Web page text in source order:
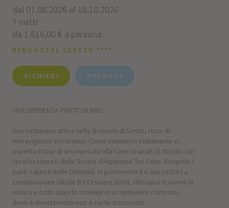
dal 07.08.2026 al 18.10.2026
7 notti
da 1.616,00 € a persona
BERGHOTEL SEXTEN ****
RICHIEDI PRENOTA
UN'ESPERIENZA PARTICOLARE!
Una settimana attiva nelle Dolomiti di Sesto, ricca di
meravigliose escursioni. Come momento culminante vi
aspetta il tour di arrampicata alla Cima Grande (3.003 m) con
i professionisti della Scuola d'Alpinismo Tre Cime. Scoprite i
punti salienti delle Dolomiti. Vi porteremo lì e alla vetta! La
combinazione ideale tra l'essere attivi, rilassarsi e vivere la
natura e tutto questo insieme in un ambiente coltivato,
dove il divertimento non è certo trascurato.